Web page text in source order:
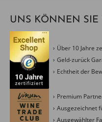
UNS KÖNNEN SIE
Über 10 Jahre
Geld-zurück
Echtheit der
Premium
Ausgezeichnet
Ausgewählter